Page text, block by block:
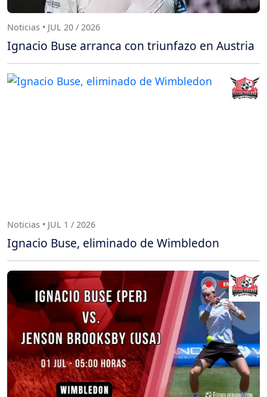
Noticias • JUL 20 / 2026
Ignacio Buse arranca con triunfazo en Austria
Noticias • JUL 1 / 2026
Ignacio Buse, eliminado de Wimbledon